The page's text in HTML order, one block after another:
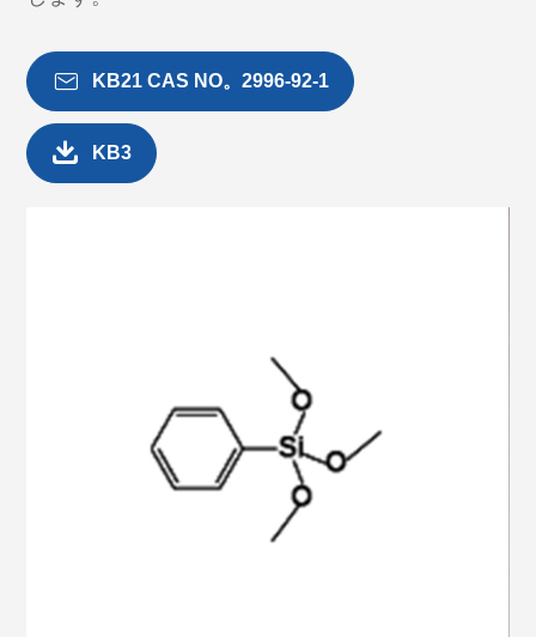
 KB21 CAS NO。2996-92-1
 KB3